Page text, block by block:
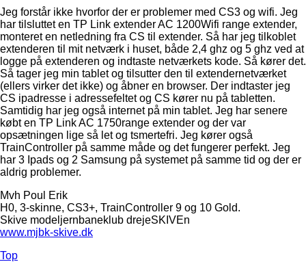
Jeg forstår ikke hvorfor der er problemer med CS3 og wifi. Jeg
har tilsluttet en TP Link extender AC 1200Wifi range extender,
monteret en netledning fra CS til extender. Så har jeg tilkoblet
extenderen til mit netværk i huset, både 2,4 ghz og 5 ghz ved at
logge på extenderen og indtaste netværkets kode. Så kører det.
Så tager jeg min tablet og tilsutter den til extendernetværket
(ellers virker det ikke) og åbner en browser. Der indtaster jeg
CS ipadresse i adressefeltet og CS kører nu på tabletten.
Samtidig har jeg også internet på min tablet. Jeg har senere
købt en TP Link AC 1750range extender og der var
opsætningen lige så let og tsmertefri. Jeg kører også
TrainController på samme måde og det fungerer perfekt. Jeg
har 3 Ipads og 2 Samsung på systemet på samme tid og der er
aldrig problemer.
Mvh Poul Erik
H0, 3-skinne, CS3+, TrainController 9 og 10 Gold.
Skive modeljernbaneklub drejeSKIVEn
www.mjbk-skive.dk
Top